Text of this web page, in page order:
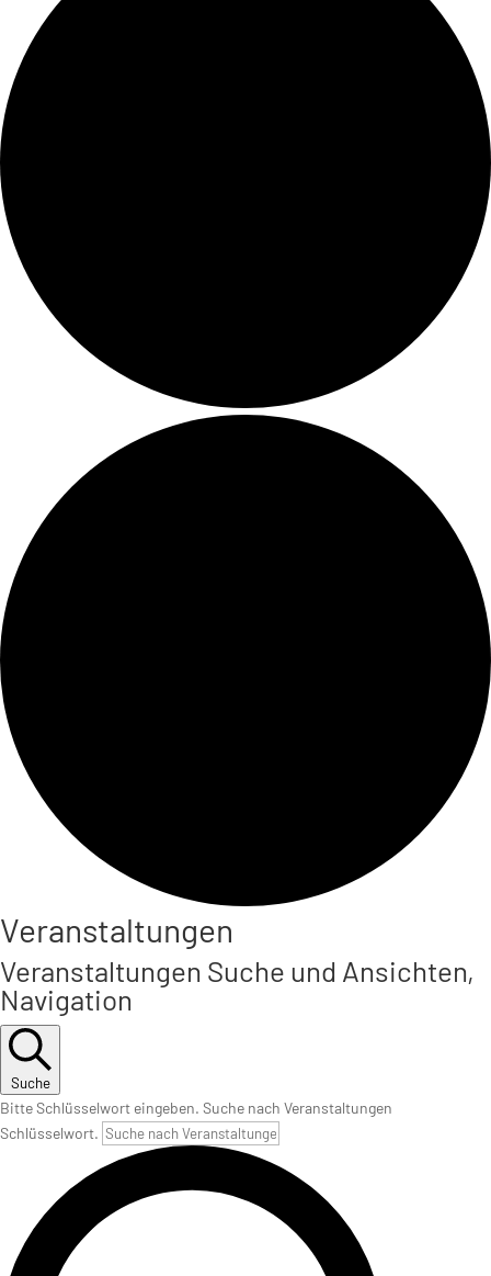
Veranstaltungen
Veranstaltungen Suche und Ansichten,
Navigation
Suche
Bitte Schlüsselwort eingeben. Suche nach Veranstaltungen
Schlüsselwort.